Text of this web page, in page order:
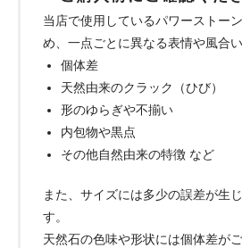
当店で使用しているパワーストー
め、一点ごとに異なる表情や風合
個体差
天然由来のクラック（ひび）
形のゆらぎや不揃い
内包物や黒点
その他自然由来の特徴 など
また、サイズには多少の誤差が生
す。
天然石の色味や形状には個体差が